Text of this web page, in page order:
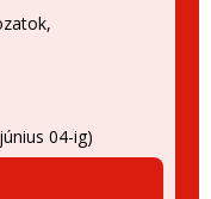
04-ig)